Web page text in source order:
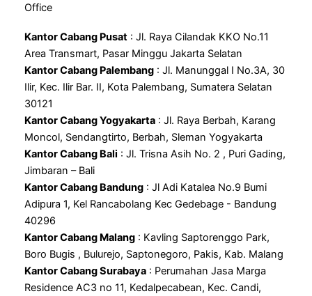
Office
Kantor Cabang Pusat : Jl. Raya Cilandak KKO No.11
Area Transmart, Pasar Minggu Jakarta Selatan
Kantor Cabang Palembang : Jl. Manunggal I No.3A, 30
Ilir, Kec. Ilir Bar. II, Kota Palembang, Sumatera Selatan
30121
Kantor Cabang Yogyakarta : Jl. Raya Berbah, Karang
Moncol, Sendangtirto, Berbah, Sleman Yogyakarta
Kantor Cabang Bali : Jl. Trisna Asih No. 2 , Puri Gading,
Jimbaran – Bali
Kantor Cabang Bandung : Jl Adi Katalea No.9 Bumi
Adipura 1, Kel Rancabolang Kec Gedebage - Bandung
40296
Kantor Cabang Malang : Kavling Saptorenggo Park,
Boro Bugis , Bulurejo, Saptonegoro, Pakis, Kab. Malang
Kantor Cabang Surabaya : Perumahan Jasa Marga
Residence AC3 no 11, Kedalpecabean, Kec. Candi,